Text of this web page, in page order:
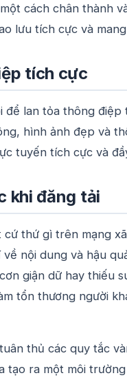
cách chân thành
lưu tích cực và
tích cực
để lan tỏa thông điệp
hình ảnh đẹp và
tuyến tích cực và
khi đăng tải
cứ thứ gì trên mạng
nội dung và hậu
giận dữ hay thiếu
tổn thương người
thủ các quy tắc
tạo ra một môi